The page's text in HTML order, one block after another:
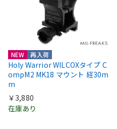
NEW 再入荷
Holy Warrior WILCOXタイプ C
ompM2 MK18 マウント 経30m
m
￥3,880
在庫あり